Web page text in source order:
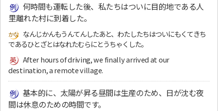
何時間も運転した後、私たちはついに目的地である人
里離れた村に到着した。
なんじかんもうんてんしたあと、わたしたちはついにもくてきち
であるひとざとはなれたむらにとうちゃくした。
After hours of driving, we finally arrived at our
destination, a remote village.
基本的に、太陽が昇る昼間は生産のため、日が沈む夜
間は休息のための時間です。